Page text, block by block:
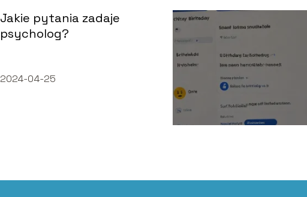
Jakie pytania zadaje
psycholog?
2024-04-25